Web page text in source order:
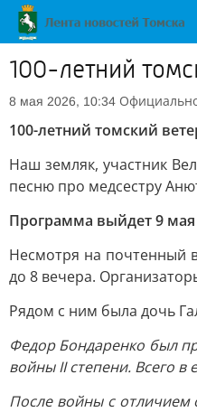
100-летний
8 мая 2026, 10:34
100-летний томский
Наш земляк, участник
песню про медсестру
Программа выйдет 9 мая
Несмотря на почтенный
до 8 вечера.
Рядом с ним была дочь
Федор Бондаренко был
войны II степени. Всего в
После войны с отличием